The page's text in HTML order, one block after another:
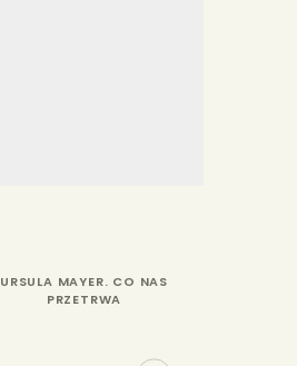
URSULA MAYER. CO NAS
PRZETRWA